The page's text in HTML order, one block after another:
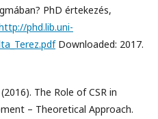
PhD értekezés,
phd.lib.uni-
Downloaded: 2017.
The Role of CSR in
– Theoretical Approach.